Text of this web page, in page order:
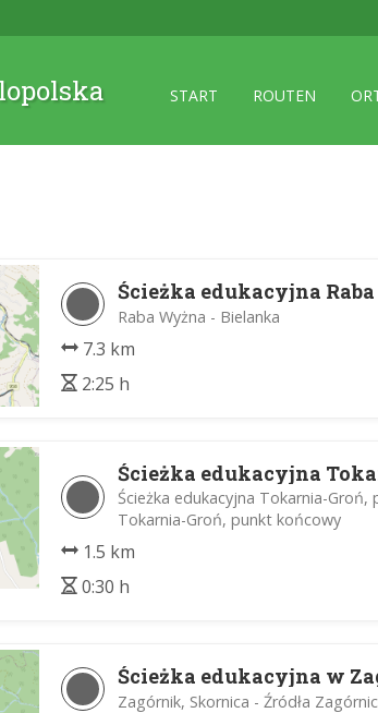
START ROUTEN
Ścieżka edukacyjna
Raba Wyżna - Bielanka
7.3 km
2:25 h
Ścieżka edukacyjna
Ścieżka edukacyjna Tokarnia-
Tokarnia-Groń, punkt końcowy
1.5 km
0:30 h
Ścieżka edukacyjna w
Zagórnik, Skornica - Źródła